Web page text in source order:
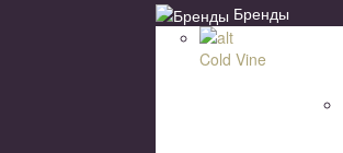
Бренды
Cold Vine